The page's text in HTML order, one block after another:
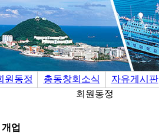
원동정 총동창회소식 자유게시판
회원동정
업